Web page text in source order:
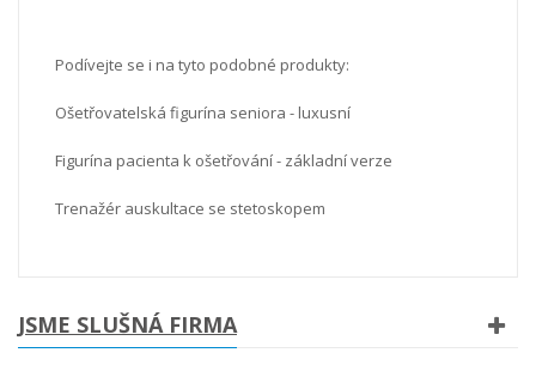
Podívejte se i na tyto podobné produkty:
Ošetřovatelská figurína seniora - luxusní
Figurína pacienta k ošetřování - základní verze
Trenažér auskultace se stetoskopem
JSME SLUŠNÁ FIRMA